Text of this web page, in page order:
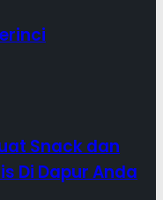
Snack dan
Di Dapur Anda